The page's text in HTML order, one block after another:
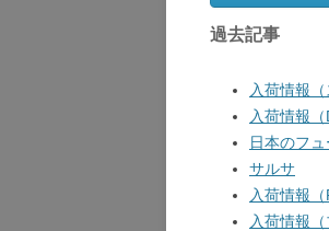
過去記事
入荷情報
入荷情報
日本のフ
サルサ
入荷情報
入荷情報